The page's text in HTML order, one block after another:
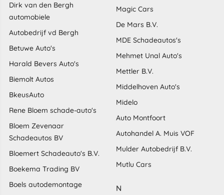
Dirk van den Bergh
automobiele
Autobedrijf vd Bergh
Betuwe Auto's
Harald Bevers Auto's
Biemolt Autos
BkeusAuto
Rene Bloem schade-auto's
Bloem Zevenaar
Schadeautos BV
Bloemert Schadeauto's B.V.
Boekema Trading BV
Boels autodemontage
Magic Cars
De Mars B.V.
MDE Schadeautos's
Mehmet Unal Auto's
Mettler B.V.
Middelhoven Auto's
Midelo
Auto Montfoort
Autohandel A. Muis VOF
Mulder Autobedrijf B.V.
Mutlu Cars
N